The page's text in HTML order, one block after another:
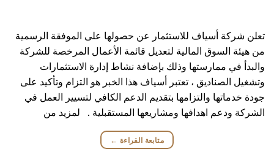
تعلن شركة أسياف للاستثمار عن حصولها على الموفقة الرسمية
من هيئة السوق المالية لتعديل قائمة الأعمال المرخصة للشركة
والبدأ في ممارستها وذلك بإضافة نشاط إدارة الاستثمارات
وتشغيل الصناديق ، تعتبر أسياف هذا الخبر هو التزام وتأكيد على
جودة خدماتها والتزامها بتقديم الدعم الكافي لتسيير العمل في
الشركة ودعم اهدافها ومشاريعها المستقبلية . لمزيد من
متابعة القراءة ←